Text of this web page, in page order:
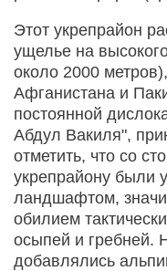
Этот укрепрайон
ущелье на
около 2000
Афганистана и
постоянной
Абдул Вакиля",
отметить, что со
укрепрайону были
ландшафтом,
обилием
осыпей и гребней.
добавлялись